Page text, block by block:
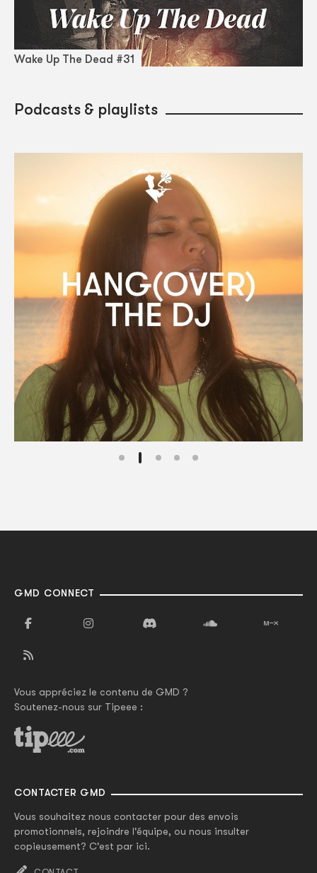
Wake Up The Dead #31
Podcasts & playlists
GMD CONNECT
Vous appréciez le contenu de GMD ?
Soutenez-nous sur Tipeee :
CONTACTER GMD
Vous souhaitez nous contacter pour des envois
promotionnels, rejoindre l'équipe, ou nous insulter
copieusement? C'est par ici.